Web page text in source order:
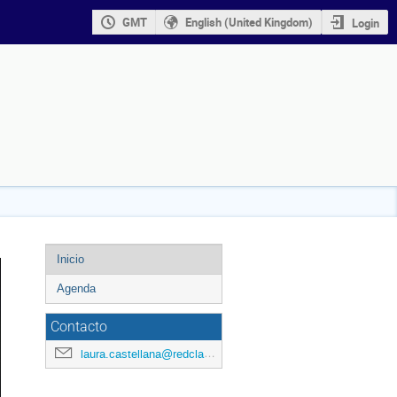
GMT English (United Kingdom) Login
Event
menu
Inicio
Agenda
Contacto
laura.castellana@redclara.net